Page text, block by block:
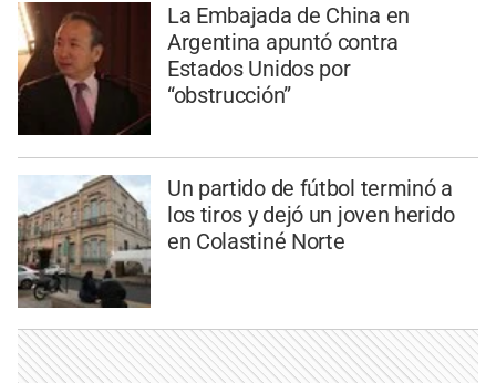
La Embajada de China en
Argentina apuntó contra
Estados Unidos por
“obstrucción”
Un partido de fútbol terminó a
los tiros y dejó un joven herido
en Colastiné Norte